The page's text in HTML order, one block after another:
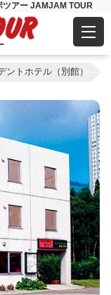
ツアー JAMJAM TOUR
ントホテル（別館）